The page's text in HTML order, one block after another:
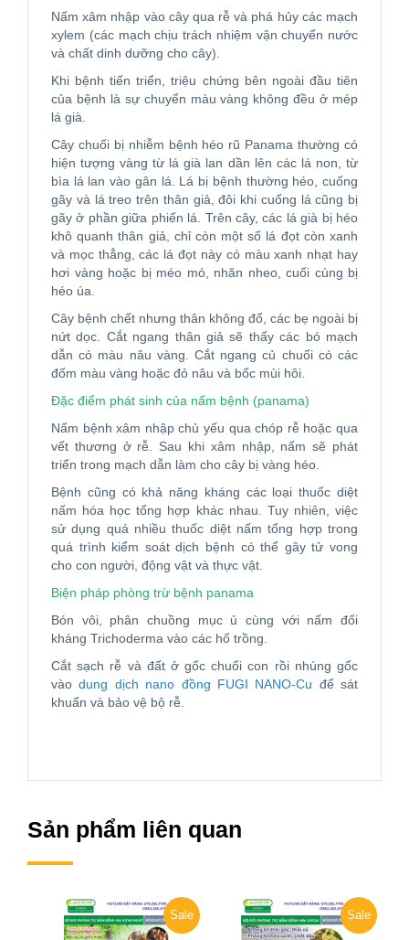
Nấm xâm nhập vào cây qua rễ và phá hủy các mạch
xylem (các mạch chịu trách nhiệm vận chuyển nước
và chất dinh dưỡng cho cây).
Khi bệnh tiến triển, triệu chứng bên ngoài đầu tiên
của bệnh là sự chuyển màu vàng không đều ở mép
lá già.
Cây chuối bị nhiễm bệnh héo rũ Panama thường có
hiện tượng vàng từ lá già lan dần lên các lá non, từ
bìa lá lan vào gân lá. Lá bị bệnh thường héo, cuống
gãy và lá treo trên thân giả, đôi khi cuống lá cũng bị
gãy ở phần giữa phiến lá. Trên cây, các lá già bị héo
khô quanh thân giả, chỉ còn một số lá đọt còn xanh
và mọc thẳng, các lá đọt này có màu xanh nhạt hay
hơi vàng hoặc bị méo mó, nhăn nheo, cuối cùng bị
héo úa.
Cây bệnh chết nhưng thân không đổ, các bẹ ngoài bị
nứt dọc. Cắt ngang thân giả sẽ thấy các bó mạch
dẫn có màu nâu vàng. Cắt ngang củ chuối có các
đốm màu vàng hoặc đỏ nâu và bốc mùi hôi.
Đặc điểm phát sinh của nấm bệnh (panama)
Nấm bệnh xâm nhập chủ yếu qua chóp rễ hoặc qua
vết thương ở rễ. Sau khi xâm nhập, nấm sẽ phát
triển trong mạch dẫn làm cho cây bị vàng héo.
Bệnh cũng có khả năng kháng các loại thuốc diệt
nấm hóa học tổng hợp khác nhau. Tuy nhiên, việc
sử dụng quá nhiều thuốc diệt nấm tổng hợp trong
quá trình kiểm soát dịch bệnh có thể gây tử vong
cho con người, động vật và thực vật.
Biện pháp phòng trừ bệnh panama
Bón vôi, phân chuồng mục ủ cùng với nấm đối
kháng Trichoderma vào các hố trồng.
Cắt sạch rễ và đất ở gốc chuối con rồi nhúng gốc
vàodung dịch nano đồng FUGI NANO-Cu để sát
khuẩn và bảo vệ bộ rễ.
Sản phẩm liên quan
Sale Sale